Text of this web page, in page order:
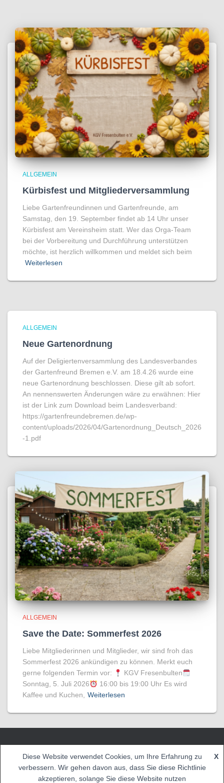
ALLGEMEIN
Kürbisfest und Mitgliederversammlung
Liebe Gartenfreundinnen und Gartenfreunde, am
Samstag, den 19. September findet ab 14 Uhr unser
Kürbisfest am Vereinsheim statt. Wer das Orga-Team
bei der Vorbereitung und Durchführung unterstützen
möchte, ist herzlich willkommen und meldet sich beim
Weiterlesen
ALLGEMEIN
Neue Gartenordnung
Auf der Deligiertenversammlung des Landesverbandes
der Gartenfreund Bremen e.V. am 18.4.26 wurde eine
neue Gartenordnung beschlossen. Diese gilt ab sofort.
An nennenswerten Änderungen wäre zu erwähnen: Hier
ist der Link zum Download beim Landesverband:
https://gartenfreundebremen.de/wp-
content/uploads/2026/04/Gartenordnung_Deutsch_2026
-1.pdf
ALLGEMEIN
Save the Date: Sommerfest 2026
Liebe Mitgliederinnen und Mitglieder, wir sind froh das
Sommerfest 2026 ankündigen zu können. Merkt euch
gerne folgenden Termin vor:
KGV Fresenbulten
Sonntag, 5. Juli 2026
16:00 bis 19:00 Uhr Es wird
Kaffee und Kuchen, Weiterlesen
IMPRESSUM DATENSCHUTZERKLÄRUNG
Hestia | Entwickelt vonThemeIsle
Diese Website verwendet Cookies, um Ihre Erfahrung zu
verbessern. Wir gehen davon aus, dass Sie diese Richtlinie
akzeptieren, solange Sie diese Website nutzen
X